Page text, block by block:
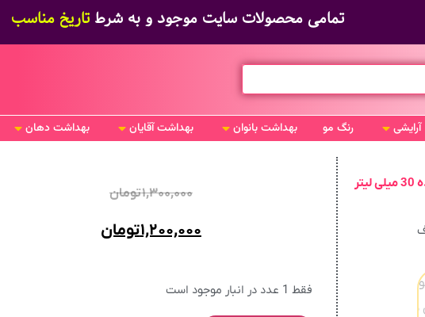
تمامی محصولات سایت موجود و به شرط تاریخ مناسب
آرایشی رنگ مو بهداشت بانوان بهداشت آقایان بهداشت دهان
۱,۳۰۰,۰۰۰تومان
۱,۲۰۰,۰۰۰تومان
فقط 1 عدد در انبار موجود است